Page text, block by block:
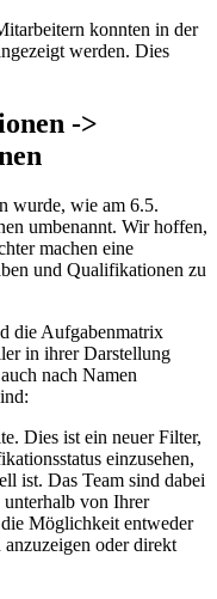
konnten in der
werden. Dies
->
wurde, wie am 6.5.
umbenannt. Wir hoffen,
machen eine
und Qualifikationen zu
die Aufgabenmatrix
in ihrer Darstellung
nach Namen
Dies ist ein neuer Filter,
einzusehen,
ist. Das Team sind dabei
von Ihrer
Möglichkeit entweder
oder direkt